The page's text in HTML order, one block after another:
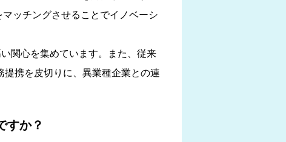
ッチングさせることでイノベーシ
関心を集めています。また、従来
携を皮切りに、異業種企業との連
すか？